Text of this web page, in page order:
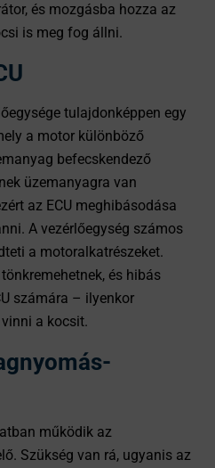
és mozgásba hozza az
is meg fog állni.
tulajdonképpen egy
a motor különböző
befecskendező
üzemanyagra van
az ECU meghibásodása
A vezérlőegység számos
a motoralkatrészeket.
és hibás
számára – ilyenkor
a kocsit.
működik az
Szükség van rá, ugyanis az